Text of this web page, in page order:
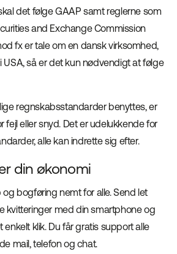
det følge GAAP samt reglerne som
and Exchange Commission
fx er tale om en dansk virksomhed,
USA, så er det kun nødvendigt at følge
regnskabsstandarder benyttes, er
fejl eller snyd. Det er udelukkende for
alle kan indrette sig efter.
din økonomi
og bogføring nemt for alle. Send let
kvitteringer med din smartphone og
klik. Du får gratis support alle
mail, telefon og chat.